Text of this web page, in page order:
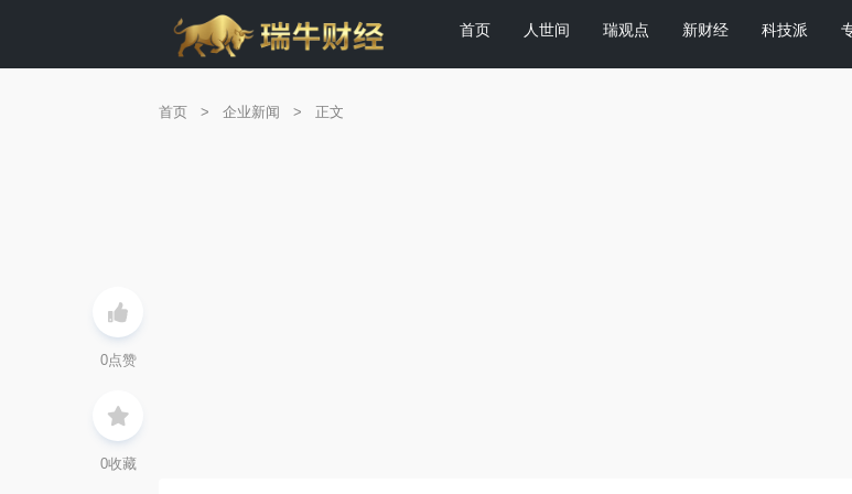
首页 人世间 瑞观点 新财经 科技派
0点赞
0收藏
首页 > 企业新闻 > 正文